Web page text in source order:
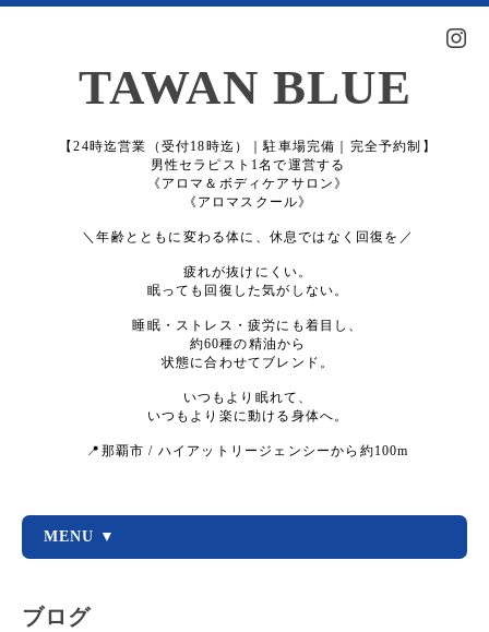
TAWAN BLUE
【24時迄営業（受付18時迄）｜駐車場完備｜完全予約制】
男性セラピスト1名で運営する
《アロマ＆ボディケアサロン》
《アロマスクール》
＼年齢とともに変わる体に、休息ではなく回復を／
疲れが抜けにくい。
眠っても回復した気がしない。
睡眠・ストレス・疲労にも着目し、
約60種の精油から
状態に合わせてブレンド。
いつもより眠れて、
いつもより楽に動ける身体へ。
📍那覇市 / ハイアットリージェンシーから約100m
MENU ▼
ブログ